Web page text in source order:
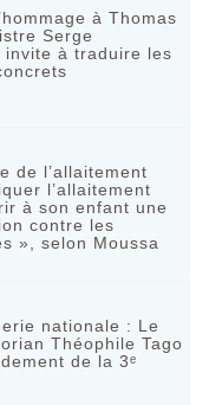
à Thomas
Serge
invite à traduire les
de l’allaitement
l’allaitement
à son enfant une
contre les
», selon Moussa
nationale : Le
Théophile Tago
de la 3ᵉ